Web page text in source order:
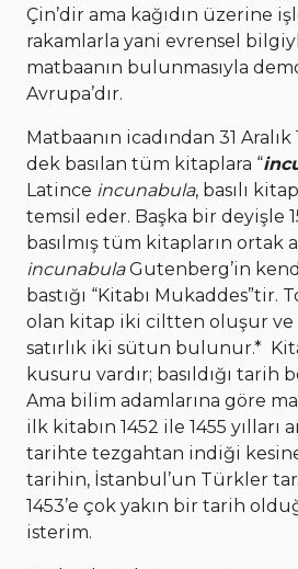
Çin’dir ama kağıdın üzerine
rakamlarla yani evrensel
matbaanın bulunmasıyla
Avrupa’dır.
Matbaanın icadından 31 Aralık
dek basılan tüm kitaplara “
Latince incunabula, basılı
temsil eder. Başka bir deyişle
basılmış tüm kitapların ortak
incunabulaGutenberg’in
bastığı “Kitabı Mukaddes”tir.
olan kitap iki ciltten oluşur ve
satırlık iki sütun bulunur.*
kusuru vardır; basıldığı
Ama bilim adamlarına göre
ilk kitabın 1452 ile 1455 yılları
tarihte tezgahtan indiği kesine
tarihin, İstanbul’un Türkler
1453’e çok yakın bir tarih
isterim.